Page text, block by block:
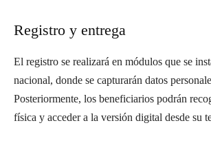
Registro y entrega
El registro se realizará en módulos que se
nacional, donde se capturarán datos
Posteriormente, los beneficiarios podrán
física y acceder a la versión digital desde su